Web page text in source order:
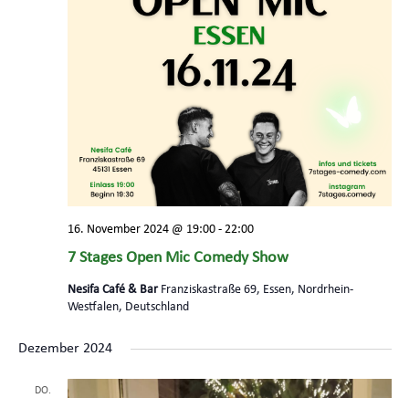
7 Stages Open Mic Comedy Show
16. November 2024 @ 19:00- 22:00
Nesifa Café & Bar Franziskastraße 69, Essen, Nordrhein-
Westfalen, Deutschland
Dezember 2024
DO.